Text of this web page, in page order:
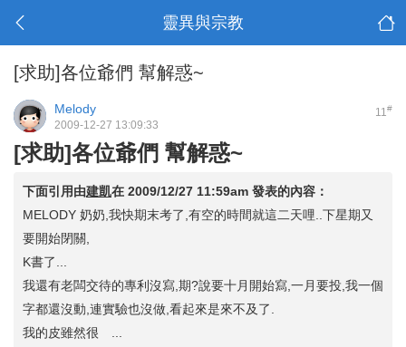
靈異與宗教
[求助]各位爺們 幫解惑~
11#
Melody
2009-12-27 13:09:33
[求助]各位爺們 幫解惑~
下面引用由建凱在 2009/12/27 11:59am 發表的內容：
MELODY 奶奶,我快期末考了,有空的時間就這二天哩..下星期又
要開始閉關,
K書了...
我還有老闆交待的專利沒寫,期?說要十月開始寫,一月要投,我一個
字都還沒動,連實驗也沒做,看起來是來不及了.
我的皮雖然很 ...